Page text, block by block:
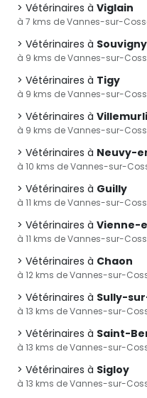
Vétérinaires à Viglain
à 7 kms de Vannes-sur-
Vétérinaires à
à 9 kms de Vannes-sur-
Vétérinaires à Tigy
à 9 kms de Vannes-sur-
Vétérinaires à
à 9 kms de Vannes-sur-
Vétérinaires à Neuvy-
à 10 kms de Vannes-sur-
Vétérinaires à Guilly
à 11 kms de Vannes-sur-
Vétérinaires à Vienne-
à 11 kms de Vannes-sur-
Vétérinaires à Chaon
à 12 kms de Vannes-sur-
Vétérinaires à Sully-
à 13 kms de Vannes-sur-
Vétérinaires à Saint-
à 13 kms de Vannes-sur-
Vétérinaires à Sigloy
à 13 kms de Vannes-sur-